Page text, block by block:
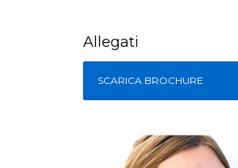
Allegati
SCARICA BROCHURE